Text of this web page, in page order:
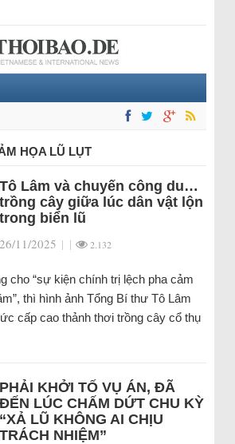
HỌA LŨ LỤT
Tô Lâm và chuyến công du…
trồng cây giữa lúc dân vật lộn
trong biển lũ
26/11/2025 | | 2.132
cho “sự kiện chính trị lệch pha cảm
thì hình ảnh Tổng Bí thư Tô Lâm
cấp cao thảnh thơi trồng cây cổ thụ
PHẢI KHỞI TỐ VỤ ÁN, ĐÃ
ĐẾN LÚC CHẤM DỨT CHU KỲ
“XẢ LŨ KHÔNG AI CHỊU
TRÁCH NHIỆM”